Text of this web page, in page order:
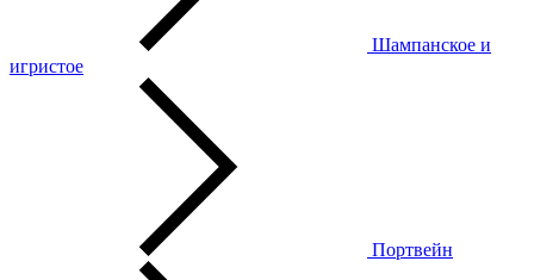
Шампанское и
игристое
Портвейн